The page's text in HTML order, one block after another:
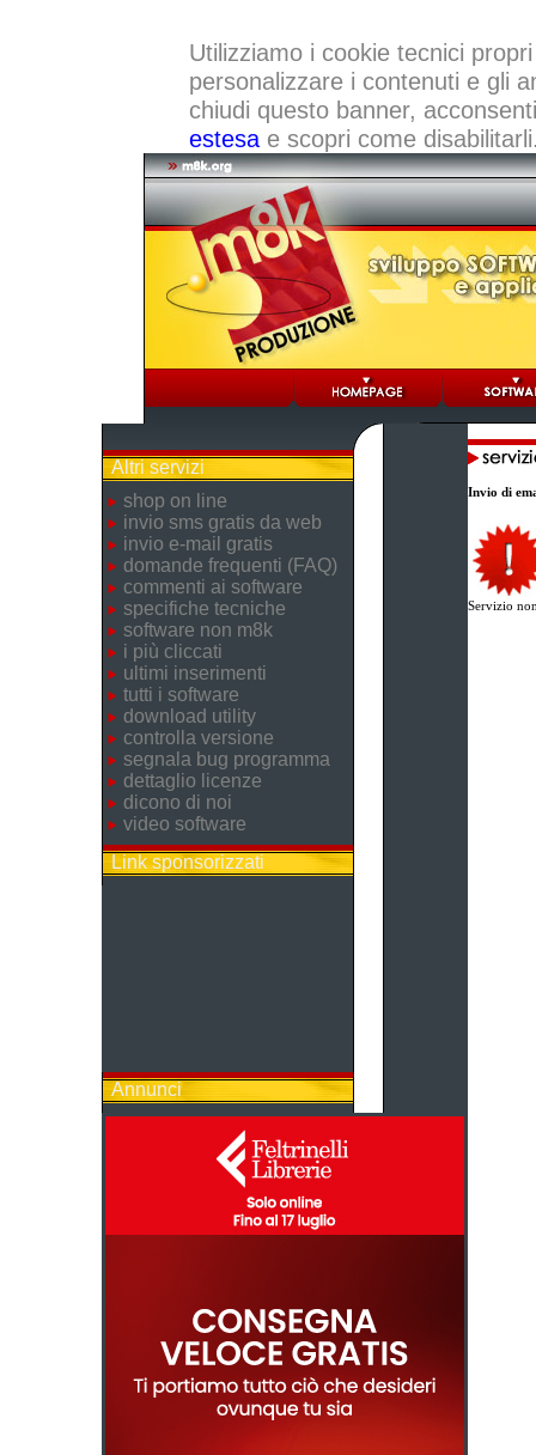
Utilizziamo i cookie tecnici
personalizzare i contenuti e gli
chiudi questo banner,
estesae scopri come
Altri servizi
shop on line
invio sms gratis da web
invio e-mail gratis
domande frequenti (FAQ)
commenti ai software
specifiche tecniche
software non m8k
i più cliccati
ultimi inserimenti
tutti i software
download utility
controlla versione
segnala bug programma
dettaglio licenze
dicono di noi
video software
Link sponsorizzati
Annunci
Invio di
Servizio